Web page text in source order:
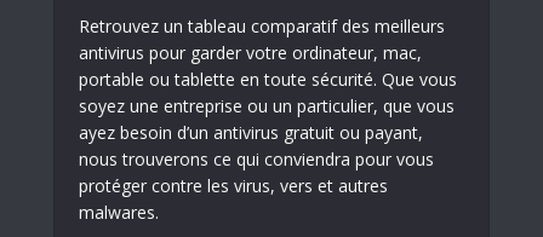
Retrouvez un tableau comparatif des meilleurs
antivirus pour garder votre ordinateur, mac,
portable ou tablette en toute sécurité. Que vous
soyez une entreprise ou un particulier, que vous
ayez besoin d’un antivirus gratuit ou payant,
nous trouverons ce qui conviendra pour vous
protéger contre les virus, vers et autres
malwares.